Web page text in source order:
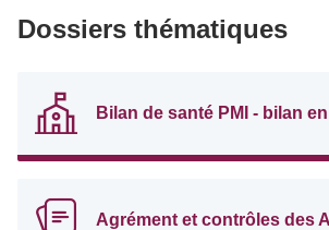
Dossiers thématiques
Bilan de santé PMI - bilan
Agrément et contrôles des